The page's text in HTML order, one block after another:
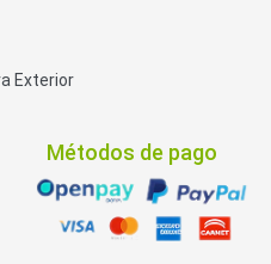
Exterior
Métodos de pago